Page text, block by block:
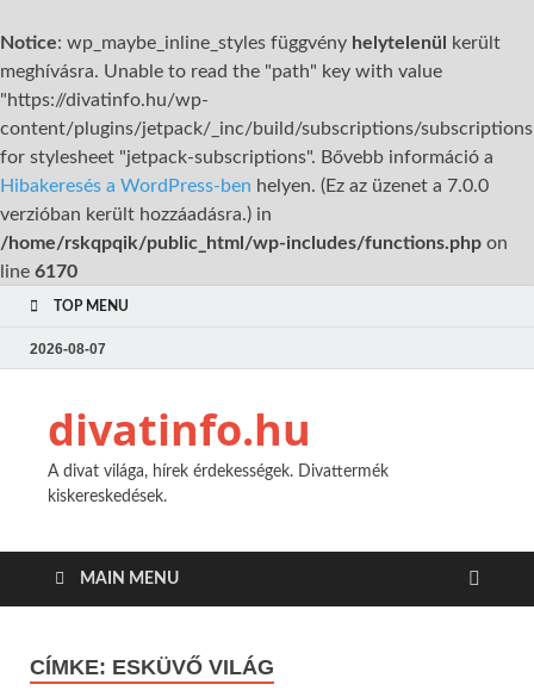
Notice: wp_maybe_inline_styles függvény helytelenül
került
meghívásra. Unable to read the "path" key with value
"https://divatinfo.hu/wp-
content/plugins/jetpack/_inc/build/subscriptions/
for stylesheet "jetpack-subscriptions". Bővebb információ a
Hibakeresés a WordPress-ben helyen. (Ez az üzenet a 7.0.0
verzióban került hozzáadásra.) in
/home/rskqpqik/public_html/wp-includes/functions.php on
line 6170
TOP MENU
2026-08-07
divatinfo.hu
A divat világa, hírek érdekességek. Divattermék
kiskereskedések.
MAIN MENU
CÍMKE: ESKÜVŐ VILÁG